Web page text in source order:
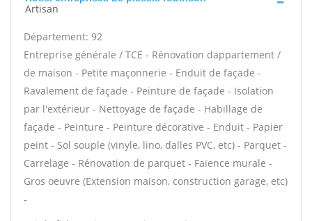
Artisan
Département: 92
Entreprise générale / TCE - Rénovation dappartement /
de maison - Petite maçonnerie - Enduit de façade -
Ravalement de façade - Peinture de façade - Isolation
par l'extérieur - Nettoyage de façade - Habillage de
façade - Peinture - Peinture décorative - Enduit - Papier
peint - Sol souple (vinyle, lino, dalles PVC, etc) - Parquet -
Carrelage - Rénovation de parquet - Faïence murale -
Gros oeuvre (Extension maison, construction garage, etc)
-